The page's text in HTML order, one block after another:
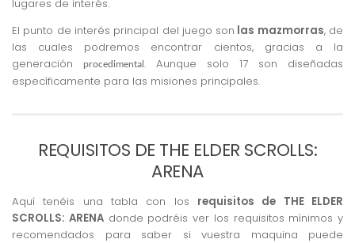
lugares de interés.
El punto de interés principal del juego son las mazmorras, de
las cuales podremos encontrar cientos, gracias a la
generación
procedimental . Aunque solo 17 son diseñadas
específicamente para las misiones principales.
REQUISITOS DE THE ELDER SCROLLS:
ARENA
Aquí tenéis una tabla con los requisitos de THE ELDER
SCROLLS: ARENAdonde podréis ver los requisitos mínimos y
recomendados para saber si vuestra maquina puede